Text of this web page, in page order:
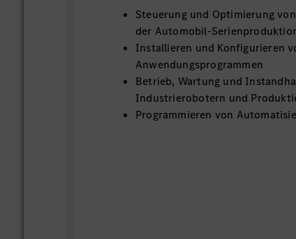
Steuerung und Optimierung
der Automobil-
Installieren und Konfigurieren
Anwendungsprogrammen
Betrieb, Wartung und
Industrierobotern und
Programmieren von